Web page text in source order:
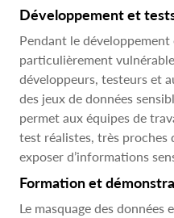
Développement et
Pendant le
particulièrement
développeurs, testeurs et
des jeux de données
permet aux équipes de
test réalistes, très proches
exposer d’informations
Formation et
Le masquage des